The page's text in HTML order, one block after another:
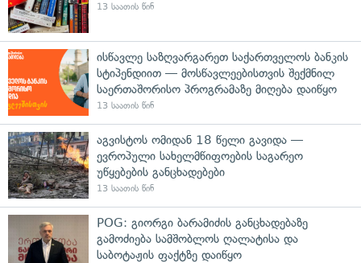
13 საათის წინ
ისწავლე საზღვარგარეთ საქართველოს ბანკის
სტიპენდიით — მოსწავლეებისთვის შექმნილ
საერთაშორისო პროგრამაზე მიღება დაიწყო
13 საათის წინ
აგვისტოს ომიდან 18 წელი გავიდა —
ევროპული სახელმწიფოების საგარეო
უწყებების განცხადებები
13 საათის წინ
POG: გიორგი ბარამიძის განცხადებაზე
გამოძიება სამშობლოს ღალატისა და
საბოტაჟის ფაქტზე დაიწყო